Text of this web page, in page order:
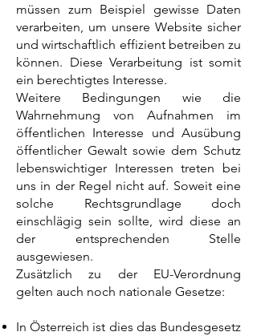
müssen zum Beispiel gewisse Daten
verarbeiten, um unsere Website sicher
und wirtschaftlich effizient betreiben zu
können. Diese Verarbeitung ist somit
ein berechtigtes Interesse.
Weitere Bedingungen wie die
Wahrnehmung von Aufnahmen im
öffentlichen Interesse und Ausübung
öffentlicher Gewalt sowie dem Schutz
lebenswichtiger Interessen treten bei
uns in der Regel nicht auf. Soweit eine
solche Rechtsgrundlage doch
einschlägig sein sollte, wird diese an
der entsprechenden Stelle
ausgewiesen.
Zusätzlich zu der EU-Verordnung
gelten auch noch nationale Gesetze:
In Österreich ist dies das Bundesgesetz